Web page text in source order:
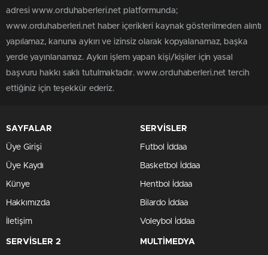
adresi www.orduhaberleri.net platformunda;
www.orduhaberleri.net haber içerikleri kaynak gösterilmeden alıntı
yapılamaz, kanuna aykırı ve izinsiz olarak kopyalanamaz, başka
yerde yayınlanamaz. Aykırı işlem yapan kişi/kişiler için yasal
başvuru hakkı saklı tutulmaktadır. www.orduhaberleri.net tercih
ettiğiniz için teşekkür ederiz.
SAYFALAR
Üye Girişi
Üye Kaydı
Künye
Hakkımızda
İletişim
SERVİSLER
Futbol İddaa
Basketbol İddaa
Hentbol İddaa
Bilardo İddaa
Voleybol İddaa
SERVİSLER 2 MULTİMEDYA